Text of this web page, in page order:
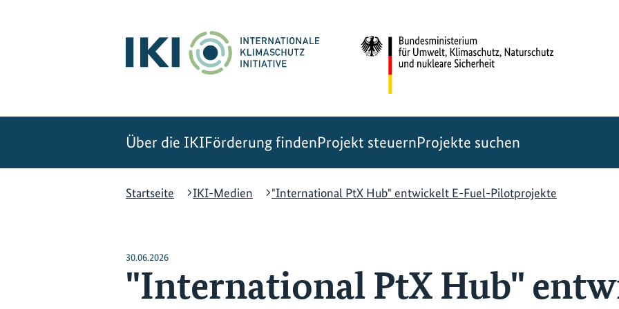
Über die IKIFörderung findenProjekt steuernProjekte suchen
Startseite
IKI-Medien "International PtX Hub" entwickelt E-Fuel-Pilotprojekte
30.06.2026
"International PtX Hub"